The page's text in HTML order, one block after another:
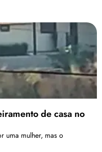
de casa no
uma mulher, mas o